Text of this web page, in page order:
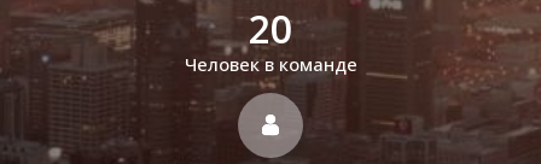
20
Человек в команде